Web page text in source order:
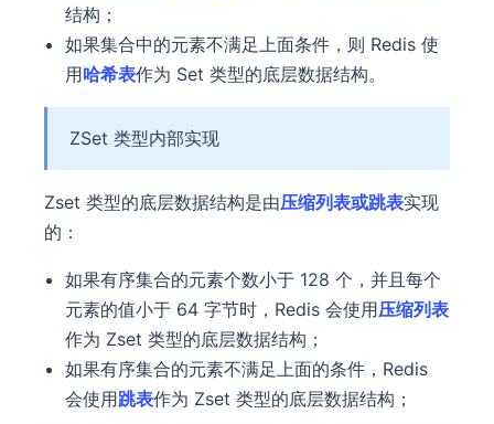
结构；
如果集合中的元素不满足上面条件，则 Redis 使
用哈希表作为 Set 类型的底层数据结构。
ZSet 类型内部实现
Zset 类型的底层数据结构是由压缩列表或跳表实现
的：
如果有序集合的元素个数小于 128 个，并且每个
元素的值小于 64 字节时，Redis 会使用压缩列表
作为 Zset 类型的底层数据结构；
如果有序集合的元素不满足上面的条件，Redis
会使用跳表作为 Zset 类型的底层数据结构；